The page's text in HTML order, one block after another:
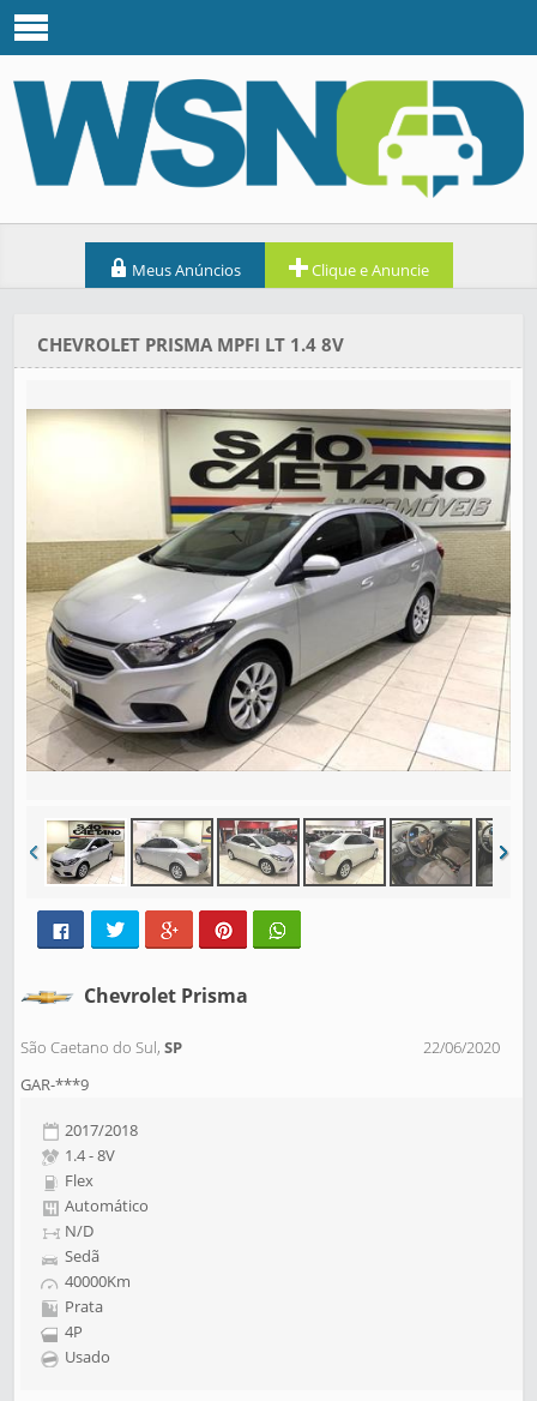
Meus Anúncios Clique e Anuncie
CHEVROLET PRISMA MPFI LT 1.4 8V
Chevrolet Prisma
São Caetano do Sul,SP
22/06/2020
GAR-***9
2017/2018
1.4 - 8V
Flex
Automático
N/D
Sedã
40000Km
Prata
4P
Usado